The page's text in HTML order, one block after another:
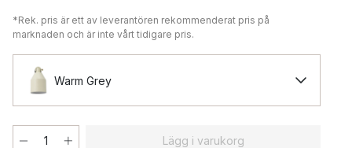
*Rek. pris är ett av leverantören rekommenderat pris på
marknaden och är inte vårt tidigare pris.
Warm Grey
Lägg i varukorg